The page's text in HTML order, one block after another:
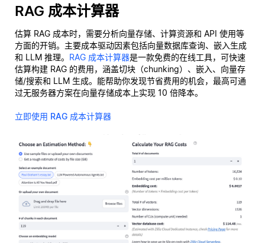
RAG 成本计算器
估算 RAG 成本时，需要分析向量存储、计算资源和 API 使用等
方面的开销。主要成本驱动因素包括向量数据库查询、嵌入生成
和 LLM 推理。 RAG 成本计算器是一款免费的在线工具，可快速
估算构建 RAG 的费用，涵盖切块（chunking）、嵌入、向量存
储/搜索和 LLM 生成。能帮助你发现节省费用的机会，最高可通
过无服务器方案在向量存储成本上实现 10 倍降本。
立即使用 RAG 成本计算器